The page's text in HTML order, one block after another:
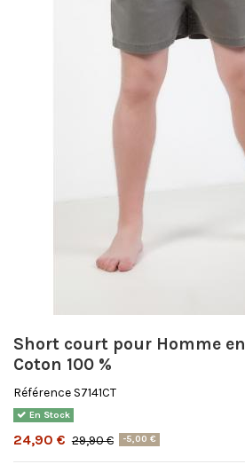
Short court pour Homme en
Coton 100 %
Référence S7141CT
En Stock
24,90 € 29,90 € -5,00 €